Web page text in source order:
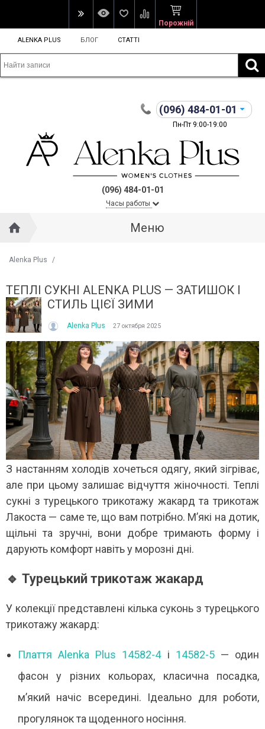
Порожній
ALENKA PLUS БЛОГ СТАТТІ
(096) 484-01-01
Пн-Пт 9:00-19:00
(096) 484-01-01
Часы работы
Меню
Alenka Plus /
ЧИ КУПАЛЬНИК ЗІ
ЦЬОГО ЛІТА?
почуватися легко,
Саме тому все більше
не лише на купальники , а...
ЛЬОНОВІ ШОРТИ ТА БРЮКИ: ІДЕАЛЬНИЙ ВИБІР
ЛІТНЬОЇ ПОРИ
У літню пору особливо цінуються речі, які не
гарно виглядають, а й дають відчуття легкості
протягом усього дня. Саме тому льонові...
Читати далі →
ТЕПЛІ СУКНІ ALENKA PLUS — ЗАТИШОК І
СТИЛЬ ЦІЄЇ ЗИМИ
Alenka Plus 27 октября 2025
З настанням холодів хочеться одягу, який зігріває,
але при цьому залишає відчуття жіночності. Теплі
сукні з турецького трикотажу жакард та трикотаж
Лакоста — саме те, що вам потрібно. М’які на дотик,
щільні та зручні, вони добре тримають форму і
дарують комфорт навіть у морозні дні.
🔹 Турецький трикотаж жакард
У колекції представлені кілька суконь з турецького
трикотажу жакард:
Плаття Alenka Plus 14582-4і 14582-5— один
фасон у різних кольорах, класична посадка,
м’який начіс всередині. Ідеально для роботи,
прогулянок та щоденного носіння.